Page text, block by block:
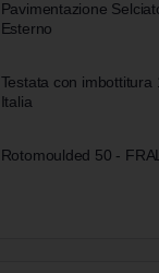
Pavimentazione
Esterno
Testata con imbottitura
Italia
Rotomoulded 50 -